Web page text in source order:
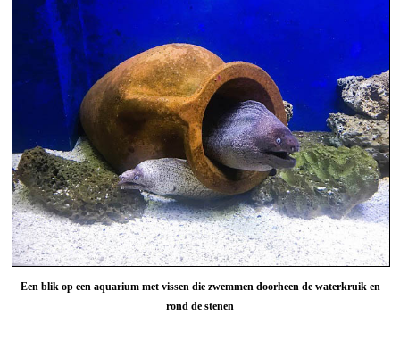
Een blik op een aquarium met vissen die zwemmen doorheen de waterkruik en
rond de stenen